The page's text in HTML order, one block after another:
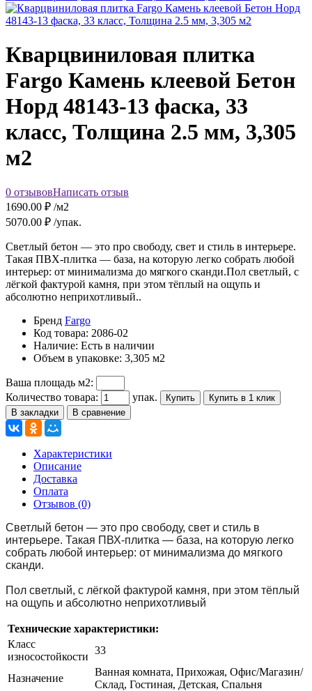
Кварцвиниловая плитка
Fargo Камень клеевой Бетон
Норд 48143-13 фаска, 33
класс, Толщина 2.5 мм, 3,305
м2
0 отзывовНаписать отзыв
1690.00 ₽ /м2
5070.00 ₽ /упак.
Светлый бетон — это про свободу, свет и стиль в интерьере.
Такая ПВХ-плитка — база, на которую легко собрать любой
интерьер: от минимализма до мягкого сканди.Пол светлый, с
лёгкой фактурой камня, при этом тёплый на ощупь и
абсолютно неприхотливый..
Бренд Fargo
Код товара: 2086-02
Наличие: Есть в наличии
Объем в упаковке: 3,305 м2
Ваша площадь м2:
Количество товара:
упак. Купить
Купить в 1 клик
В закладки
В сравнение
Характеристики
Описание
Доставка
Оплата
Отзывов (0)
Светлый бетон — это про свободу, свет и стиль в
интерьере. Такая ПВХ-плитка — база, на которую легко
собрать любой интерьер: от минимализма до мягкого
сканди.
Пол светлый, с лёгкой фактурой камня, при этом тёплый
на ощупь и абсолютно неприхотливый
Технические характеристики:
Класс
износостойкости
33
Назначение
Ванная комната, Прихожая, Офис/Магазин/
Склад, Гостиная, Детская, Спальня